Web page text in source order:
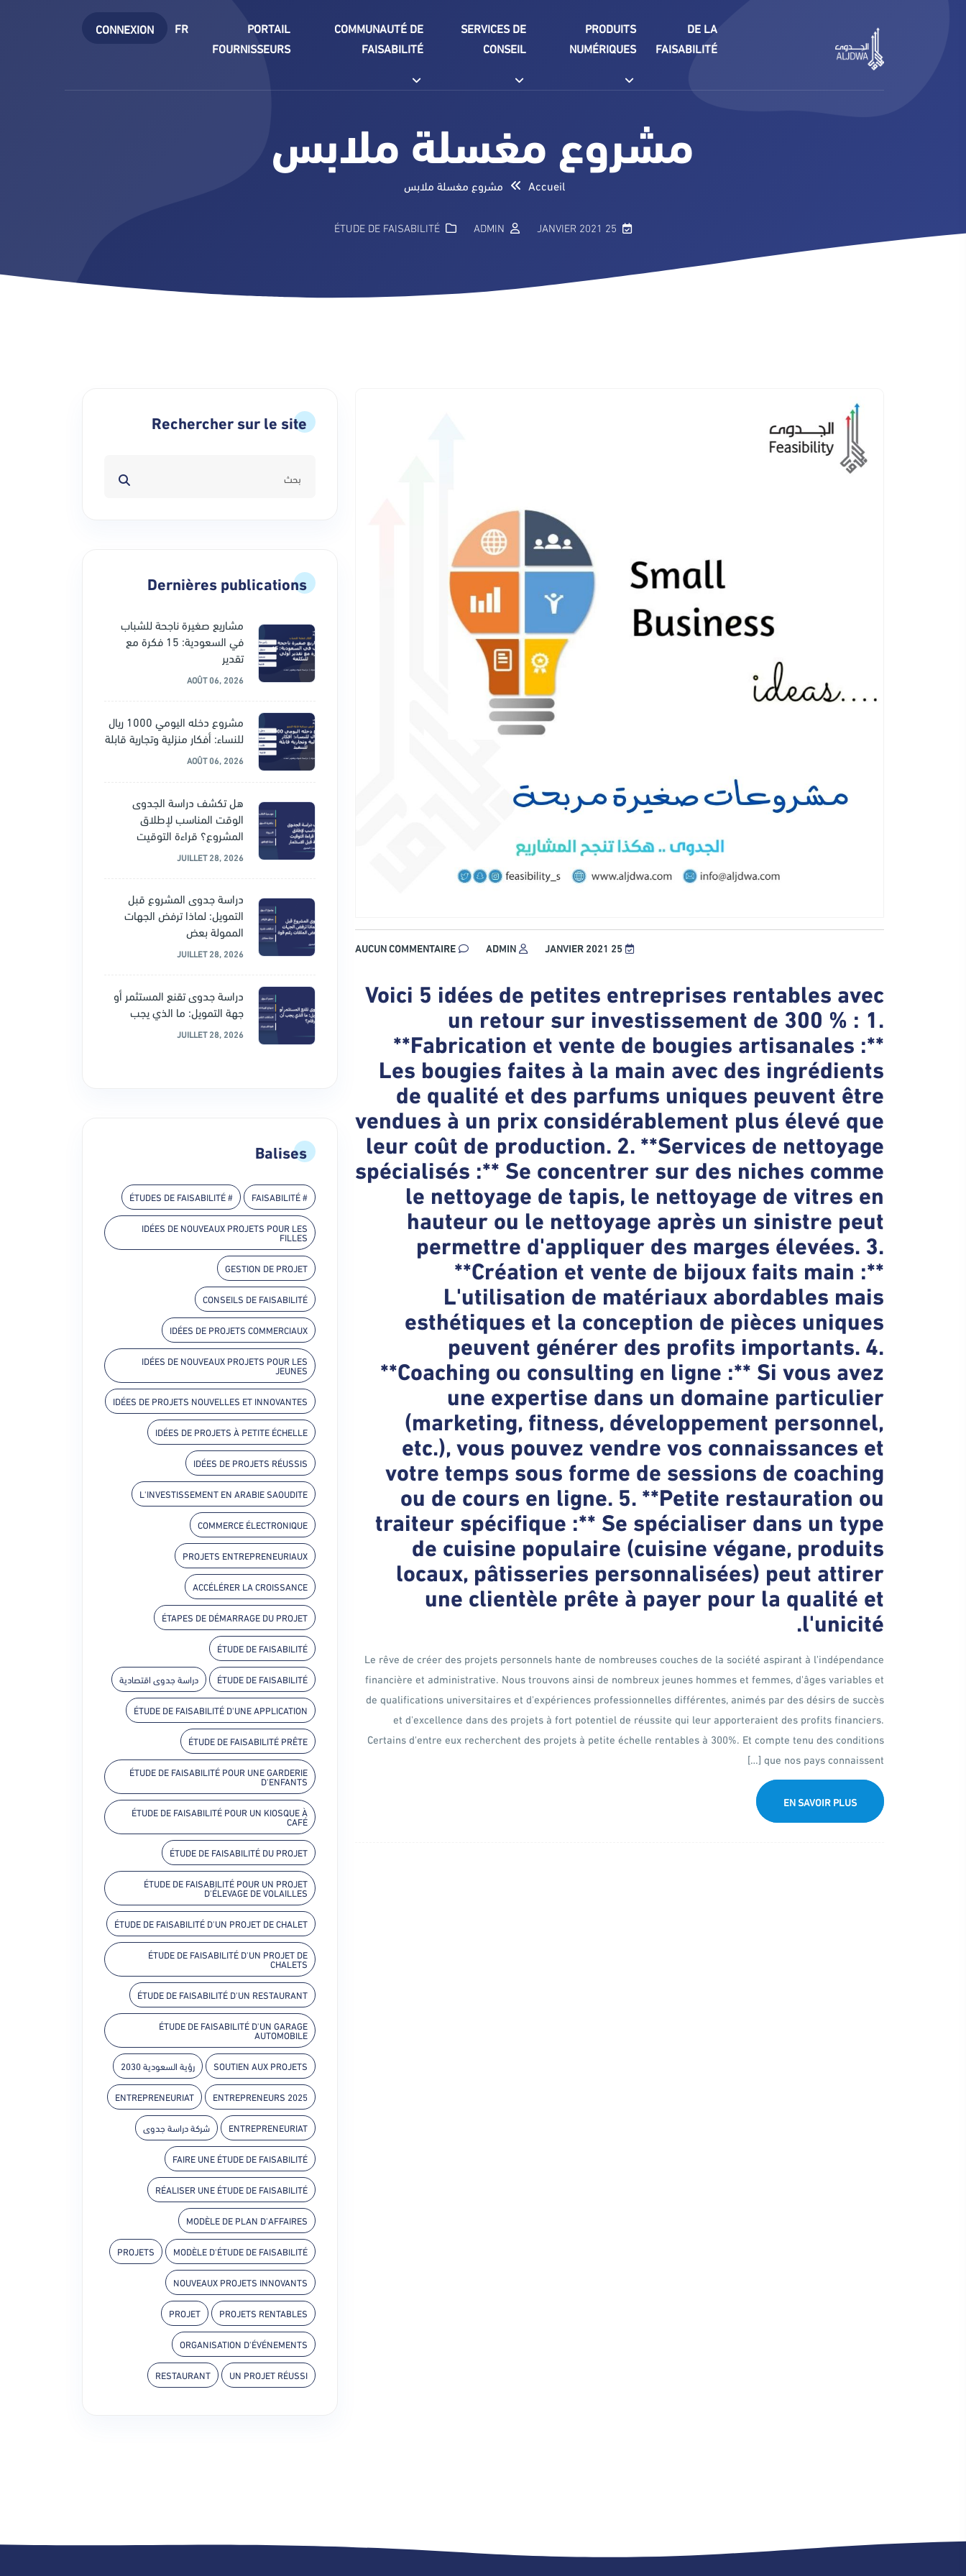
DE LA
FAISABILITÉ
PRODUITS
NUMÉRIQUES
SERVICES DE
CONSEIL
COMMUNAUTÉ DE
FAISABILITÉ
PORTAIL
FOURNISSEURS
FR
CONNEXION
مشروع مغسلة ملابس
Accueil مشروع مغسلة ملابس
25 JANVIER 2021
ADMIN
ÉTUDE DE FAISABILITÉ
25 JANVIER 2021
ADMIN
AUCUN COMMENTAIRE
Voici 5 idées de petites entreprises rentables avec
un retour sur investissement de 300 % : 1.
**Fabrication et vente de bougies artisanales :**
Les bougies faites à la main avec des ingrédients
de qualité et des parfums uniques peuvent être
vendues à un prix considérablement plus élevé que
leur coût de production. 2. **Services de nettoyage
spécialisés :** Se concentrer sur des niches comme
le nettoyage de tapis, le nettoyage de vitres en
hauteur ou le nettoyage après un sinistre peut
permettre d'appliquer des marges élevées. 3.
**Création et vente de bijoux faits main :**
L'utilisation de matériaux abordables mais
esthétiques et la conception de pièces uniques
peuvent générer des profits importants. 4.
**Coaching ou consulting en ligne :** Si vous avez
une expertise dans un domaine particulier
(marketing, fitness, développement personnel,
etc.), vous pouvez vendre vos connaissances et
votre temps sous forme de sessions de coaching
ou de cours en ligne. 5. **Petite restauration ou
traiteur spécifique :** Se spécialiser dans un type
de cuisine populaire (cuisine végane, produits
locaux, pâtisseries personnalisées) peut attirer
une clientèle prête à payer pour la qualité et
l'unicité.
Le rêve de créer des projets personnels hante de nombreuses couches de la société aspirant à l'indépendance
financière et administrative. Nous trouvons ainsi de nombreux jeunes hommes et femmes, d'âges variables et
de qualifications universitaires et d'expériences professionnelles différentes, animés par des désirs de succès
et d'excellence dans des projets à fort potentiel de réussite qui leur apporteraient des profits financiers.
Certains d'entre eux recherchent des projets à petite échelle rentables à 300%. Et compte tenu des conditions
que nos pays connaissent […]
EN SAVOIR PLUS
Rechercher sur le site
Dernières publications
مشاريع صغيرة ناجحة للشباب
في السعودية: 15 فكرة مع
تقدير
AOÛT 06, 2026
مشروع دخله اليومي 1000 ريال
للنساء: أفكار منزلية وتجارية قابلة
AOÛT 06, 2026
هل تكشف دراسة الجدوى
الوقت المناسب لإطلاق
المشروع؟ قراءة التوقيت
JUILLET 28, 2026
دراسة جدوى المشروع قبل
التمويل: لماذا ترفض الجهات
الممولة بعض
JUILLET 28, 2026
دراسة جدوى تقنع المستثمر أو
جهة التمويل: ما الذي يجب
JUILLET 28, 2026
Balises
# FAISABILITÉ
# ÉTUDES DE FAISABILITÉ
IDÉES DE NOUVEAUX PROJETS POUR LES
FILLES
GESTION DE PROJET
CONSEILS DE FAISABILITÉ
IDÉES DE PROJETS COMMERCIAUX
IDÉES DE NOUVEAUX PROJETS POUR LES
JEUNES
IDÉES DE PROJETS NOUVELLES ET INNOVANTES
IDÉES DE PROJETS À PETITE ÉCHELLE
IDÉES DE PROJETS RÉUSSIS
L'INVESTISSEMENT EN ARABIE SAOUDITE
COMMERCE ÉLECTRONIQUE
PROJETS ENTREPRENEURIAUX
ACCÉLÉRER LA CROISSANCE
ÉTAPES DE DÉMARRAGE DU PROJET
ÉTUDE DE FAISABILITÉ
ÉTUDE DE FAISABILITÉ دراسة جدوى اقتصادية
ÉTUDE DE FAISABILITÉ D'UNE APPLICATION
ÉTUDE DE FAISABILITÉ PRÊTE
ÉTUDE DE FAISABILITÉ POUR UNE GARDERIE
D'ENFANTS
ÉTUDE DE FAISABILITÉ POUR UN KIOSQUE À
CAFÉ
ÉTUDE DE FAISABILITÉ DU PROJET
ÉTUDE DE FAISABILITÉ POUR UN PROJET
D'ÉLEVAGE DE VOLAILLES
ÉTUDE DE FAISABILITÉ D'UN PROJET DE CHALET
ÉTUDE DE FAISABILITÉ D'UN PROJET DE
CHALETS
ÉTUDE DE FAISABILITÉ D'UN RESTAURANT
ÉTUDE DE FAISABILITÉ D'UN GARAGE
AUTOMOBILE
SOUTIEN AUX PROJETS رؤية السعودية 2030
ENTREPRENEURS 2025
ENTREPRENEURIAT
ENTREPRENEURIAT شركة دراسة جدوى
FAIRE UNE ÉTUDE DE FAISABILITÉ
RÉALISER UNE ÉTUDE DE FAISABILITÉ
MODÈLE DE PLAN D'AFFAIRES
MODÈLE D'ÉTUDE DE FAISABILITÉ
PROJETS
NOUVEAUX PROJETS INNOVANTS
PROJETS RENTABLES
PROJET
ORGANISATION D'ÉVÉNEMENTS
UN PROJET RÉUSSI
RESTAURANT